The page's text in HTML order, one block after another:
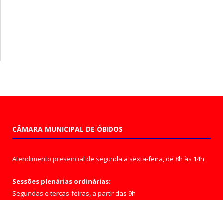
CÂMARA MUNICIPAL DE ÓBIDOS
Atendimento presencial de segunda a sexta-feira, de 8h às 14h
Sessões plenárias ordinárias:
Segundas e terças-feiras, a partir das 9h